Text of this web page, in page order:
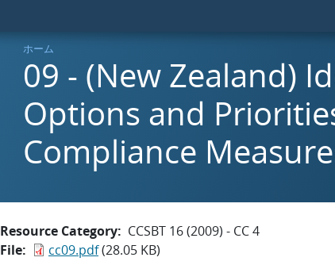
ホーム
09 - (New Zealand)
Options and
Compliance
Resource Category
CCSBT 16 (2009) - CC 4
File
cc09.pdf(28.05 KB)